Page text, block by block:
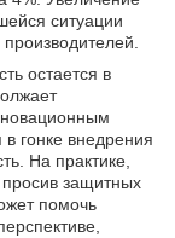
ситуации
остается в
гонке внедрения
На практике,
просив защитных
помочь